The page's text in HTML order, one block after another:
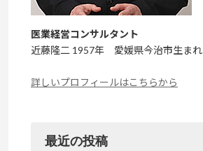
医業経営コンサルタント
近藤隆二 1957年 愛媛県今治市生まれ
詳しいプロフィールはこちらから
最近の投稿